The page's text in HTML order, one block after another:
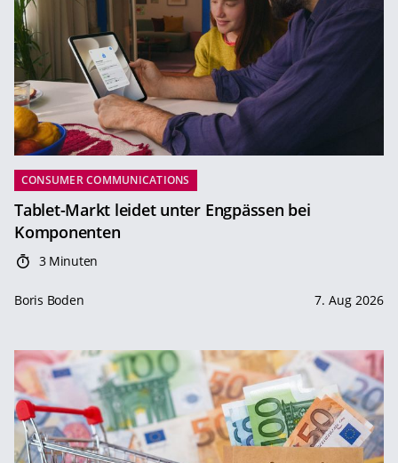
CONSUMER COMMUNICATIONS
Tablet-Markt leidet unter Engpässen bei
Komponenten
3 Minuten
Boris Boden 7. Aug 2026